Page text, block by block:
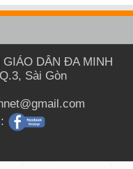
DÂN ĐA MINH
Sài Gòn